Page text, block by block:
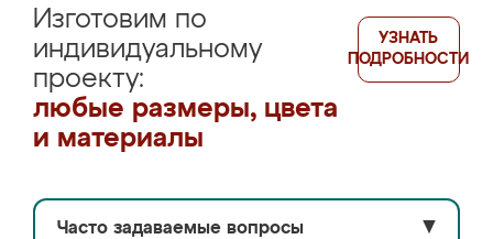
Изготовим по
индивидуальному
проекту:
любые размеры, цвета
и материалы
УЗНАТЬ
ПОДРОБНОСТИ
Часто задаваемые вопросы ▼